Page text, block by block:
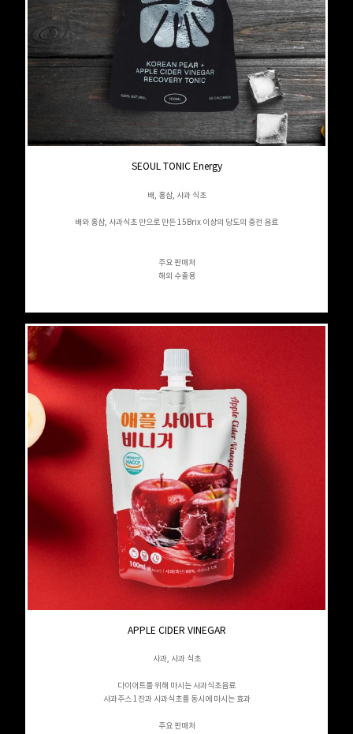
SEOUL TONIC Energy
배, 홍삼, 사과 식초
배와 홍삼, 사과식초 만으로 만든 15Brix 이상의 당도의 충전 음료
주요 판매처
해외 수출용
APPLE CIDER VINEGAR
사과, 사과 식초
다이어트를 위해 마시는 사과식초음료
사과주스 1잔과 사과식초를 동시에 마시는 효과
주요 판매처